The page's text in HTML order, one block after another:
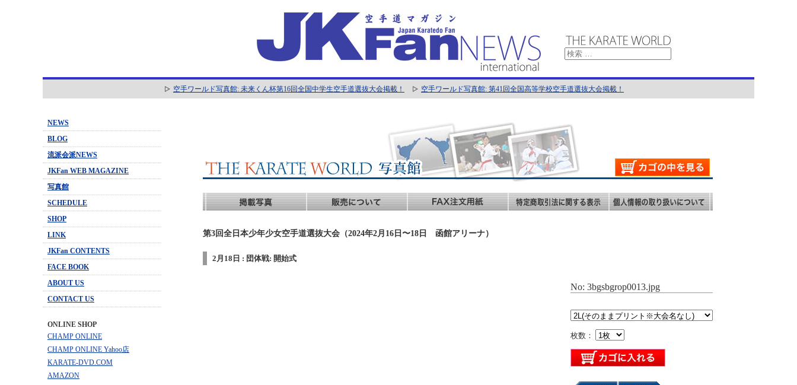
空手ワールド写真館: 未来くん杯第16回全国中学生空手道選抜大会掲載！ 空手ワールド写真館: 第41回全国高等学校空手道選抜大会掲載！
NEWS
BLOG
流派会派NEWS
JKFan WEB MAGAZINE
写真館
SCHEDULE
SHOP
LINK
JKFan CONTENTS
FACE BOOK
ABOUT US
CONTACT US
ONLINE SHOP
CHAMP ONLINE
CHAMP ONLINE Yahoo店
KARATE-DVD.COM
AMAZON
第3回全日本少年少女空手道選抜大会（2024年2月16日〜18日 函館アリーナ）
2月18日 : 団体戦: 開始式
No: 3bgsbgrop0013.jpg
枚数：